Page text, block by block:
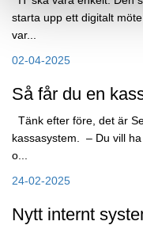
starta upp ett digitalt
var...
02-04-2025
Så får du en
Tänk efter före, det är
kassasystem. – Du vill
o...
24-02-2025
Nytt internt